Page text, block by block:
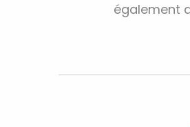
également